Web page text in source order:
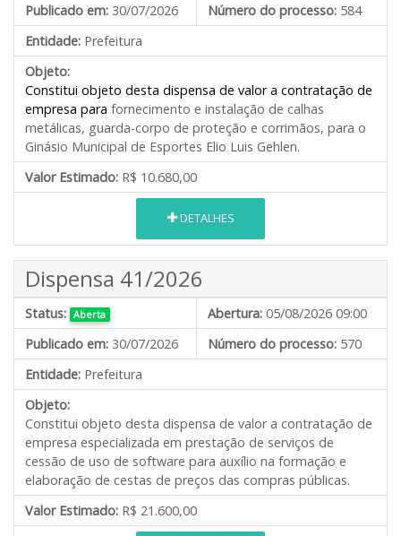
Publicado em: 30/07/2026 Número do processo: 584
Entidade: Prefeitura
Objeto:
Constitui objeto desta dispensa de valor a contratação de
empresa para fornecimento e instalação de calhas
metálicas, guarda-corpo de proteção e corrimãos, para o
Ginásio Municipal de Esportes Elio Luis Gehlen.
Valor Estimado: R$ 10.680,00
DETALHES
Dispensa 41/2026
Status: Aberta Abertura: 05/08/2026 09:00
Publicado em: 30/07/2026 Número do processo: 570
Entidade: Prefeitura
Objeto:
Constitui objeto desta dispensa de valor a contratação de
empresa especializada em prestação de serviços de
cessão de uso de software para auxílio na formação e
elaboração de cestas de preços das compras públicas.
Valor Estimado: R$ 21.600,00